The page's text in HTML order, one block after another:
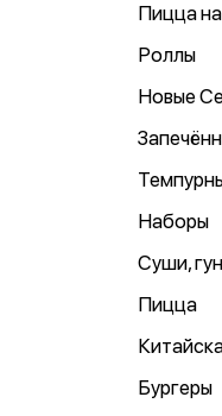
Пицца
Роллы
Новые
Наборы
Суши,
Пицца
Бургеры